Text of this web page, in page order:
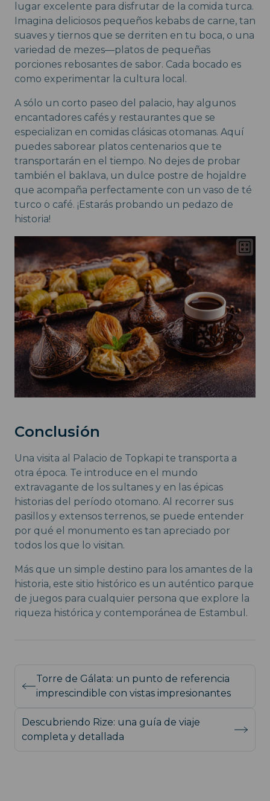
lugar excelente para disfrutar de la comida turca.
Imagina deliciosos pequeños kebabs de carne, tan
suaves y tiernos que se derriten en tu boca, o una
variedad de mezes—platos de pequeñas
porciones rebosantes de sabor. Cada bocado es
como experimentar la cultura local.
A sólo un corto paseo del palacio, hay algunos
encantadores cafés y restaurantes que se
especializan en comidas clásicas otomanas. Aquí
puedes saborear platos centenarios que te
transportarán en el tiempo. No dejes de probar
también el baklava, un dulce postre de hojaldre
que acompaña perfectamente con un vaso de té
turco o café. ¡Estarás probando un pedazo de
historia!
Conclusión
Una visita al Palacio de Topkapi te transporta a
otra época. Te introduce en el mundo
extravagante de los sultanes y en las épicas
historias del período otomano. Al recorrer sus
pasillos y extensos terrenos, se puede entender
por qué el monumento es tan apreciado por
todos los que lo visitan.
Más que un simple destino para los amantes de la
historia, este sitio histórico es un auténtico parque
de juegos para cualquier persona que explore la
riqueza histórica y contemporánea de Estambul.
Torre de Gálata: un punto de referencia
imprescindible con vistas impresionantes
Descubriendo Rize: una guía de viaje
completa y detallada